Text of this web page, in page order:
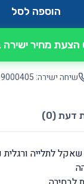
הוספה לסל
מחיר ישירה
שיחה ישירה: 050-9000405
דעת (0)
לתלייה